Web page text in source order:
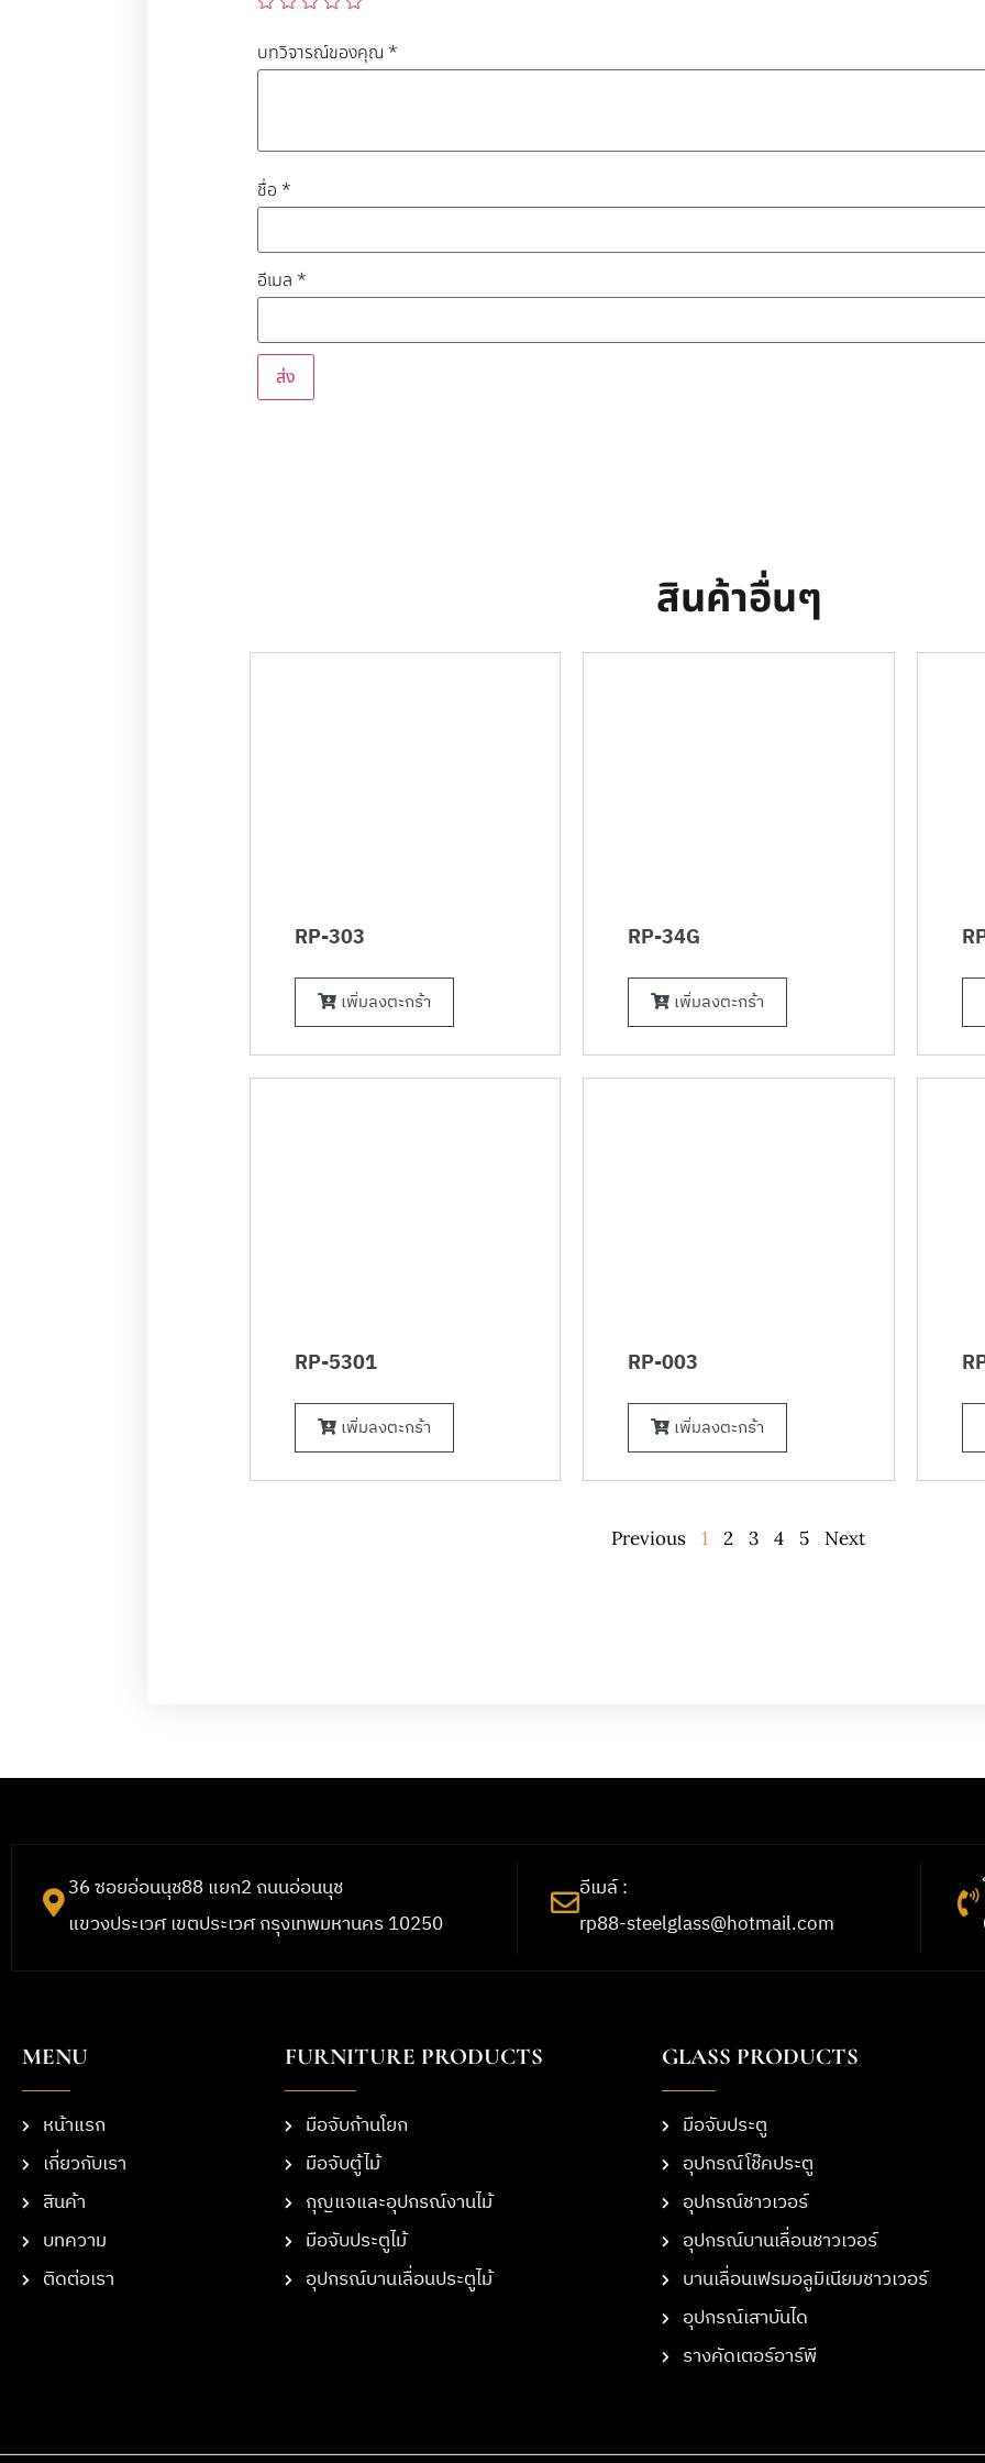
บทวิจารณ์ของคุณ *
ชื่อ *
อีเมล *
สินค้าอื่นๆ
RP-303
เพิ่มลงตะกร้า
RP-34G
เพิ่มลงตะกร้า
RP-5301
เพิ่มลงตะกร้า
RP-003
เพิ่มลงตะกร้า
Previous 1 2 3 4 5 Next
36 ซอยอ่อนนุช88 แยก2 ถนนอ่อนนุช
แขวงประเวศ เขตประเวศ กรุงเทพมหานคร 10250
อีเมล์ :
rp88-steelglass@hotmail.com
MENU
หน้าแรก
เกี่ยวกับเรา
สินค้า
บทความ
ติดต่อเรา
FURNITURE PRODUCTS
มือจับก้านโยก
มือจับตู้ไม้
กุญแจและอุปกรณ์งานไม้
มือจับประตูไม้
อุปกรณ์บานเลื่อนประตูไม้
GLASS PRODUCTS
มือจับประตู
อุปกรณ์โช๊คประตู
อุปกรณ์ชาวเวอร์
อุปกรณ์บานเลื่อนชาวเวอร์
บานเลื่อนเฟรมอลูมิเนียมชาวเวอร์
อุปกรณ์เสาบันได
รางคัดเตอร์อาร์พี